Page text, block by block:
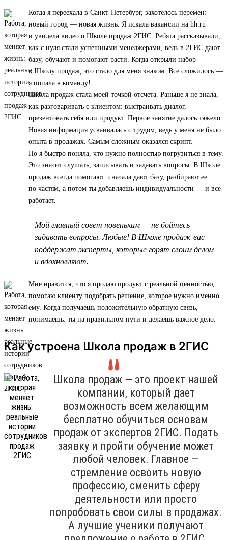
Когда я переехала в Санкт-Петербург, захотелось перемен:
новый город — новая жизнь. Я искала вакансии на hh.ru
и увидела видео о Школе продаж 2ГИС. Ребята рассказывали,
как с нуля стали успешными менеджерами, ведь в 2ГИС дают
базу, обучают и помогают расти. Когда открыли набор
в Школу продаж, это стало для меня знаком. Все сложилось —
я попала в команду!
Школа продаж стала моей точкой отсчета. Раньше я не знала,
как разговаривать с клиентом: выстраивать диалог,
презентовать себя или продукт. Первое занятие далось тяжело.
Новая информация усваивалась с трудом, ведь у меня не было
опыта в продажах. Самым сложным оказался скрипт.
Но я быстро поняла, что нужно полностью погрузиться в тему.
Это значит слушать, записывать и задавать вопросы. В Школе
продаж всегда помогают: сначала дают базу, разбирают ее
по частям, а потом ты добавляешь индивидуальности — и все
работает.
Мой главный совет новеньким — не бойтесь
задавать вопросы. Любые! В Школе продаж вас
поддержат эксперты, которые горят своим делом
и вдохновляют.
Мне нравится, что я продаю продукт с реальной ценностью,
помогаю клиенту подобрать решение, которое нужно именно
ему. Когда получаешь положительную обратную связь,
понимаешь: ты на правильном пути и делаешь важное дело.
Как устроена Школа продаж в 2ГИС
Школа продаж — это проект нашей
компании, который дает
возможность всем желающим
бесплатно обучиться основам
продаж от экспертов 2ГИС. Подать
заявку и пройти обучение может
любой человек. Главное —
стремление освоить новую
профессию, сменить сферу
деятельности или просто
попробовать свои силы в продажах.
А лучшие ученики получают